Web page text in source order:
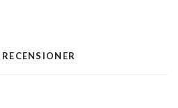
RECENSIONER